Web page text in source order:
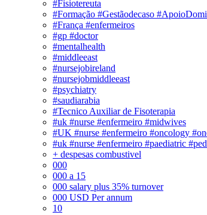
#Fisiotereuta
#Formação #Gestãodecaso
#França #enfermeiros
#gp #doctor
#mentalhealth
#middleeast
#nursejobireland
#nursejobmiddleeast
#psychiatry
#saudiarabia
#Tecnico Auxiliar de Fisoterapia
#uk #nurse #enfermeiro #midwives
#UK #nurse #enfermeiro #oncology
#uk #nurse #enfermeiro #paediatric
+ despesas combustivel
000
000 a 15
000 salary plus 35% turnover
000 USD Per annum
10